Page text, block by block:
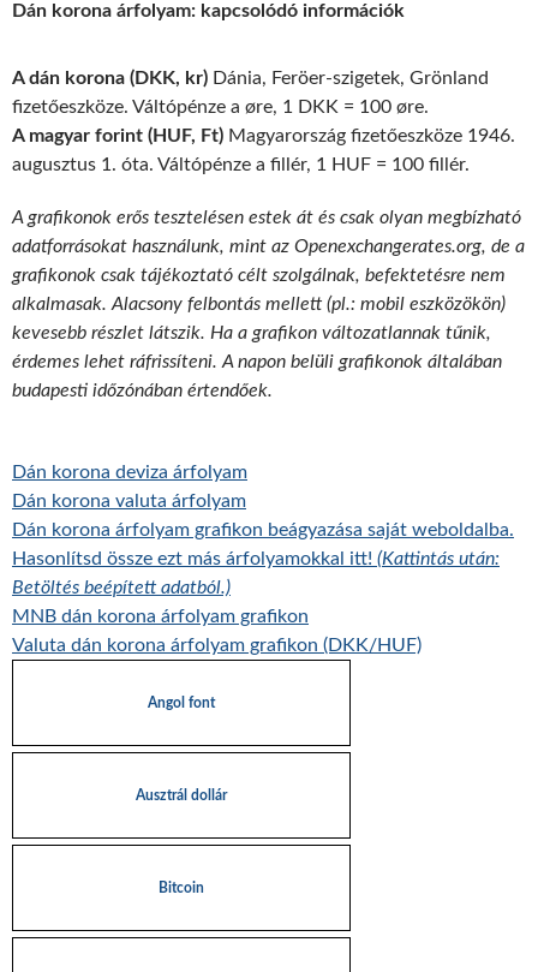
Dán korona árfolyam: kapcsolódó információk
A dán korona (DKK, kr) Dánia, Feröer-szigetek, Grönland
fizetőeszköze. Váltópénze a øre, 1 DKK = 100 øre.
A magyar forint (HUF, Ft) Magyarország fizetőeszköze 1946.
augusztus 1. óta. Váltópénze a fillér, 1 HUF = 100 fillér.
A grafikonok erős tesztelésen estek át és csak olyan megbízható
adatforrásokat használunk, mint az Openexchangerates.org, de a
grafikonok csak tájékoztató célt szolgálnak, befektetésre nem
alkalmasak. Alacsony felbontás mellett (pl.: mobil eszközökön)
kevesebb részlet látszik. Ha a grafikon változatlannak tűnik,
érdemes lehet ráfrissíteni. A napon belüli grafikonok általában
budapesti időzónában értendőek.
Dán korona deviza árfolyam
Dán korona valuta árfolyam
Dán korona árfolyam grafikon beágyazása saját weboldalba.
Hasonlítsd össze ezt más árfolyamokkal itt! (Kattintás után:
Betöltés beépített adatból.)
MNB dán korona árfolyam grafikon
Valuta dán korona árfolyam grafikon (DKK/HUF)
Angol font
Ausztrál dollár
Bitcoin